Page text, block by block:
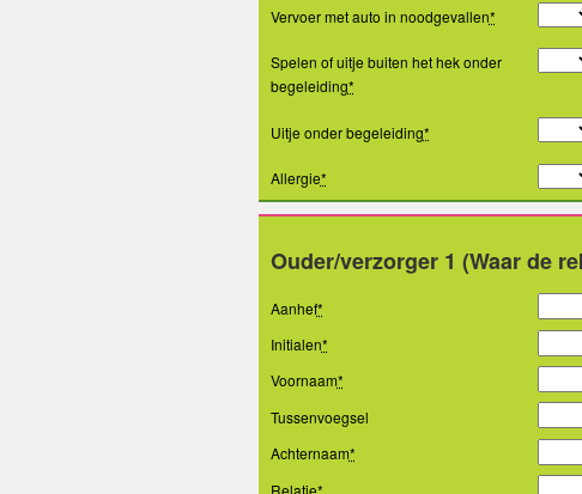
Vervoer met auto in noodgevallen*
Spelen of uitje buiten het hek onder
begeleiding*
Uitje onder begeleiding*
Allergie*
Ouder/verzorger 1 (Waar de
Aanhef*
Initialen*
Voornaam*
Tussenvoegsel
Achternaam*
Relatie*